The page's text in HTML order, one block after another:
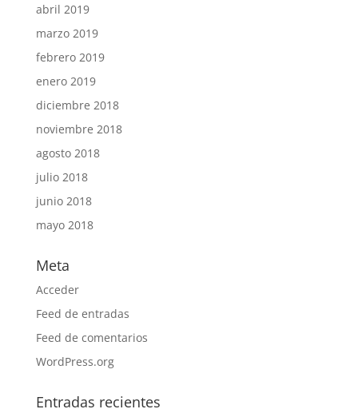
abril 2019
marzo 2019
febrero 2019
enero 2019
diciembre 2018
noviembre 2018
agosto 2018
julio 2018
junio 2018
mayo 2018
Meta
Acceder
Feed de entradas
Feed de comentarios
WordPress.org
Entradas recientes